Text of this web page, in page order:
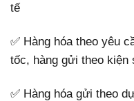
tế
✅ Hàng hóa theo yêu
tốc, hàng gửi theo
✅ Hàng hóa gửi theo